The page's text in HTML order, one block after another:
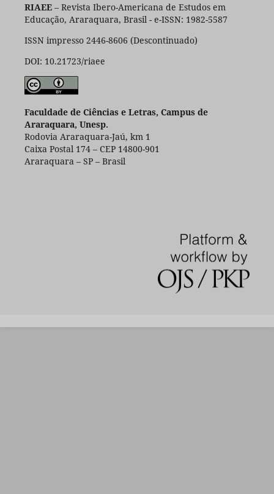
RIAEE– Revista Ibero-Americana de Estudos em
Educação, Araraquara, Brasil - e-ISSN: 1982-5587
ISSN impresso 2446-8606 (Descontinuado)
DOI: 10.21723/riaee
Faculdade de Ciências e Letras, Campus de
Araraquara, Unesp.
Rodovia Araraquara-Jaú, km 1
Caixa Postal 174 – CEP 14800-901
Araraquara – SP – Brasil